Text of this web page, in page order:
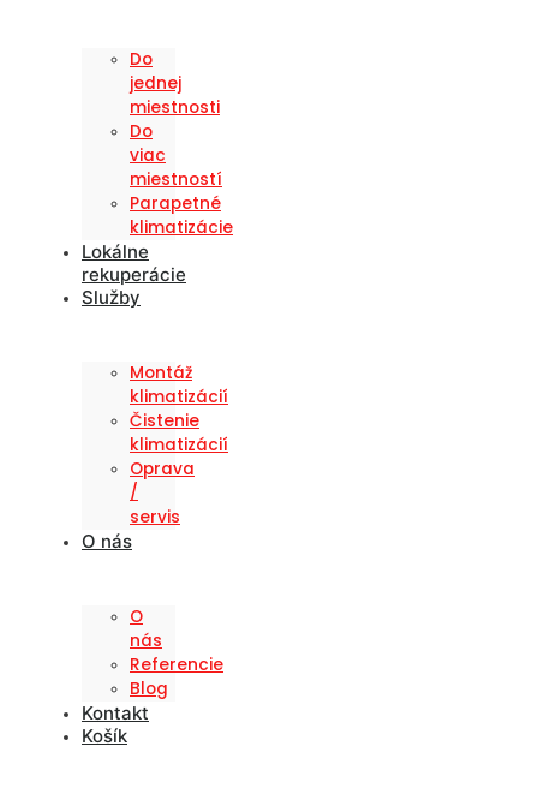
Do
jednej
miestnosti
Do
viac
miestností
Parapetné
klimatizácie
Lokálne
rekuperácie
Služby
Montáž
klimatizácií
Čistenie
klimatizácií
Oprava
/
servis
O nás
O
nás
Referencie
Blog
Kontakt
Košík